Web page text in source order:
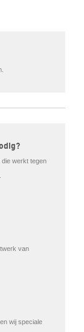
werkt tegen
van
wij speciale